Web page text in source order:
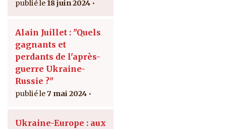
18 juin 2024
Alain Juillet : "Quels
gagnants et
perdants de l'après-
guerre Ukraine-
Russie ?"
7 mai 2024
Ukraine-Europe : aux